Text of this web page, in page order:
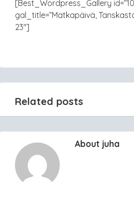
[Best_Wordpress_Gallery
gal_title=”Matkapäivä,
23″]
Related posts
About juha